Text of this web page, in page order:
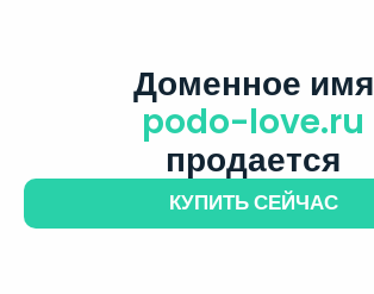
Доменное имя
podo-love.ru
продается
КУПИТЬ СЕЙЧАС